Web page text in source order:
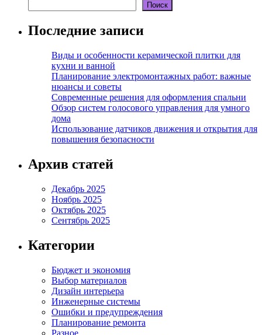
Поиск
Последние записи
Виды и особенности керамической плитки для
кухни и ванной
Планирование электромонтажных работ: важные
нюансы и советы
Современные решения для оформления спальни
Обзор систем голосового управления для умного
дома
Использование датчиков движения и открытия для
повышения безопасности
Архив статей
Декабрь 2025
Ноябрь 2025
Октябрь 2025
Сентябрь 2025
Категории
Бюджет и экономия
Выбор материалов
Дизайн интерьера
Инженерные системы
Ошибки и предупреждения
Планирование ремонта
Разное